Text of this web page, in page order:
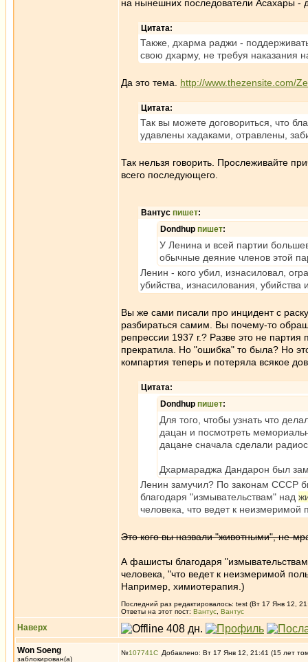
на нынешних последователи Асахары -
Цитата:
Также, дхарма раджи -
свою дхарму, не требуя наказания
Да это тема. http://www.thezensite.com/
Цитата:
Так вы можете договориться, что
удавлены хадаками, отравлены,
Так нельзя говорить. Прослеживайте
всего последующего.
Вантус пишет:
Dondhup пишет:
У Ленина и всей партии
обычные деяние членов этой
Ленин - кого убил, изнасиловал,
убийства, изнасилования, убийства
Вы же сами писали про инцидент с
разбираться самим. Вы почему-то
репрессии 1937 г.? Разве это не
прекратила. Но "ошибка" то была? Но
компартия теперь и потеряла всякое
Цитата:
Dondhup пишет:
Для того, чтобы узнать что
дацан и посмотреть
дацане сначала сделали
Дхармараджа Дандарон был
Ленин замучил? По законам СССР
благодаря "измывательствам" над
человека, что ведет к
Это кого вы назвали "животными", не-
А фашисты благодаря
человека, "что ведет к неизмеримой
Например, химиотерапия.)
Последний раз редактировалось: test (Вт 17 Янв 12,
Ответы на этот пост: Вантус Вантус
Наверх
Won Soeng
заблокирован(а)
№107741 Добавлено: Вт 17 Янв 12, 21:41 (15 лет